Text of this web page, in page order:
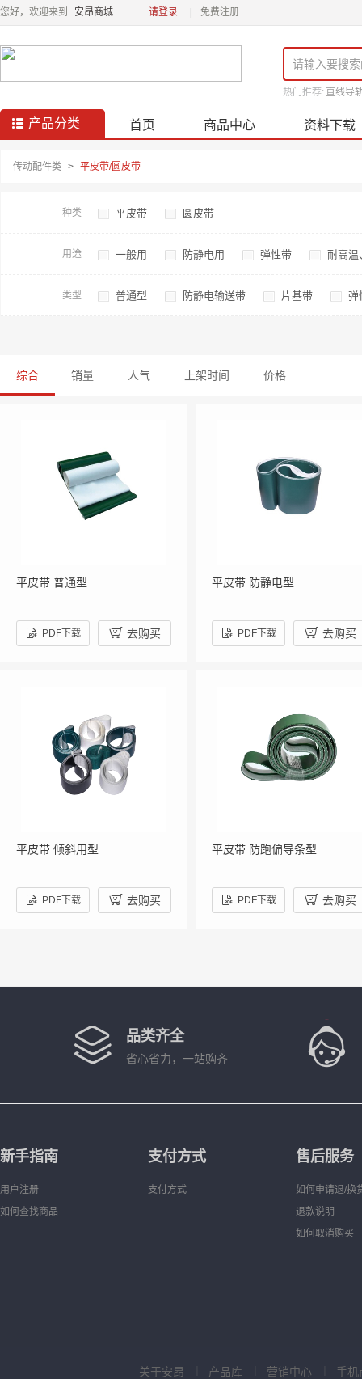
您好，欢迎来到 安昂商城 请登录 免费注册
热门推荐: 直线导
 产品分类 首页 商品中心 资料下载
传动配件类 > 平皮带/圆皮带
种类 平皮带 圆皮带
用途 一般用 防静电用 弹性带 耐高温
类型 普通型 防静电输送带 片基带 弹
综合 销量 人气 上架时间 价格
平皮带 普通型
 PDF下载  去购买
平皮带 防静电型
 PDF下载  去购买
平皮带 倾斜用型
 PDF下载  去购买
平皮带 防跑偏导条型
 PDF下载  去购买
品类齐全
省心省力，一站购齐
新手指南
用户注册
如何查找商品
支付方式
支付方式
售后服务
如何申请退/换
退款说明
如何取消购买
关于安昂 产品库 营销中心 手机